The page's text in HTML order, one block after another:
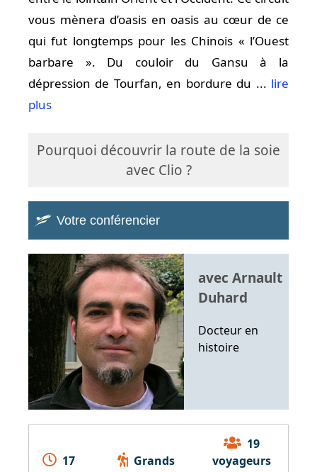
vous mènera d’oasis en oasis au cœur de ce
qui fut longtemps pour les Chinois « l’Ouest
barbare ». Du couloir du Gansu à la
dépression de Tourfan, en bordure du ... lire
plus
Pourquoi découvrir la route de la soie
avec Clio ?
Votre conférencier
avec Arnault
Duhard
Docteur en
histoire
17
Grands
19
voyageurs